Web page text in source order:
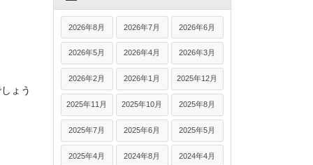
ょう
2026年8月 2026年7月 2026年6月
2026年5月 2026年4月 2026年3月
2026年2月 2026年1月 2025年12月
2025年11月 2025年10月 2025年8月
2025年7月 2025年6月 2025年5月
2025年4月 2024年8月 2024年4月